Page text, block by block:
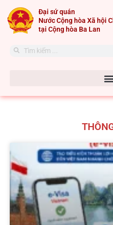
content
Đại sứ quán
Nước Cộng hòa Xã hội
tại Cộng hòa Ba Lan
Search
Search
PagePage